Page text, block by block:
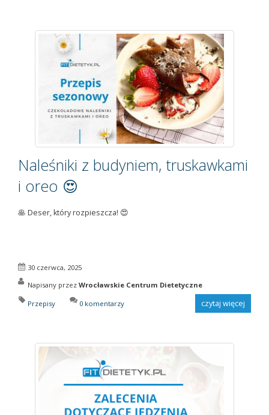
Naleśniki z budyniem, truskawkami
i oreo 😍
🥞 Deser, który rozpieszcza! 😍
30 czerwca, 2025
Napisany przez Wrocławskie Centrum Dietetyczne
Przepisy 0 komentarzy czytaj więcej